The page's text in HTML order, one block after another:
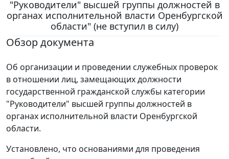
"Руководители" высшей группы должностей в
органах исполнительной власти Оренбургской
области" (не вступил в силу)
Обзор документа
Об организации и проведении служебных проверок
в отношении лиц, замещающих должности
государственной гражданской службы категории
"Руководители" высшей группы должностей в
органах исполнительной власти Оренбургской
области.
Установлено, что основаниями для проведения